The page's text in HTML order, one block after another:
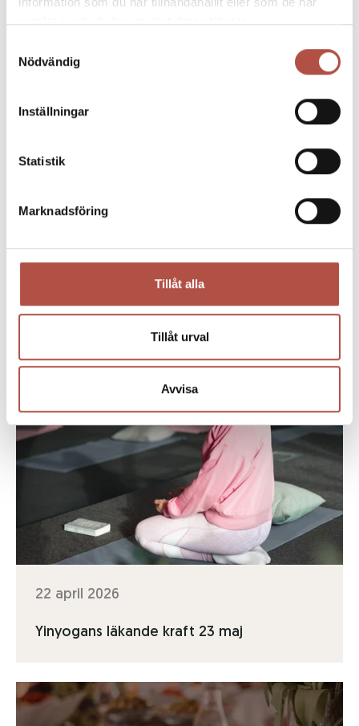
samlat in när du har använt deras tjänster.
Nödvändig
Inställningar
Statistik
Marknadsföring
Tillåt alla
Tillåt urval
Avvisa
22 april 2026
Yinyogans läkande kraft 23 maj